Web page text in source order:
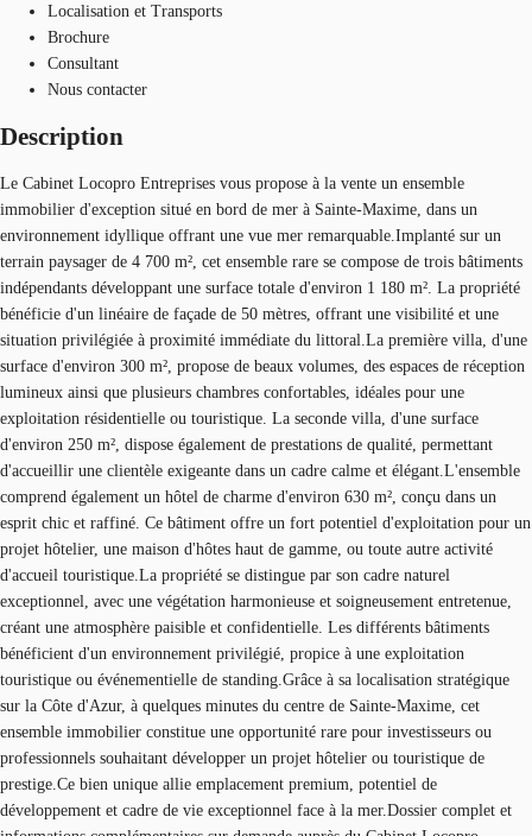
Localisation et Transports
Brochure
Consultant
Nous contacter
Description
Le Cabinet Locopro Entreprises vous propose à la vente un ensemble
immobilier d'exception situé en bord de mer à Sainte-Maxime, dans un
environnement idyllique offrant une vue mer remarquable.Implanté sur un
terrain paysager de 4 700 m², cet ensemble rare se compose de trois bâtiments
indépendants développant une surface totale d'environ 1 180 m². La propriété
bénéficie d'un linéaire de façade de 50 mètres, offrant une visibilité et une
situation privilégiée à proximité immédiate du littoral.La première villa, d'une
surface d'environ 300 m², propose de beaux volumes, des espaces de réception
lumineux ainsi que plusieurs chambres confortables, idéales pour une
exploitation résidentielle ou touristique. La seconde villa, d'une surface
d'environ 250 m², dispose également de prestations de qualité, permettant
d'accueillir une clientèle exigeante dans un cadre calme et élégant.L'ensemble
comprend également un hôtel de charme d'environ 630 m², conçu dans un
esprit chic et raffiné. Ce bâtiment offre un fort potentiel d'exploitation pour un
projet hôtelier, une maison d'hôtes haut de gamme, ou toute autre activité
d'accueil touristique.La propriété se distingue par son cadre naturel
exceptionnel, avec une végétation harmonieuse et soigneusement entretenue,
créant une atmosphère paisible et confidentielle. Les différents bâtiments
bénéficient d'un environnement privilégié, propice à une exploitation
touristique ou événementielle de standing.Grâce à sa localisation stratégique
sur la Côte d'Azur, à quelques minutes du centre de Sainte-Maxime, cet
ensemble immobilier constitue une opportunité rare pour investisseurs ou
professionnels souhaitant développer un projet hôtelier ou touristique de
prestige.Ce bien unique allie emplacement premium, potentiel de
développement et cadre de vie exceptionnel face à la mer.Dossier complet et